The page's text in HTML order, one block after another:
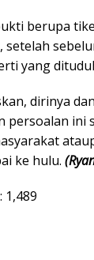
berupa
setelah
yang
dirinya
persoalan
ke hulu.
1,489